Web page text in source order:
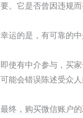
要。它是否曾因违规
幸运的是，有可靠的
即使有中介参与，买
可能会错误陈述受众
最终，购买微信账户